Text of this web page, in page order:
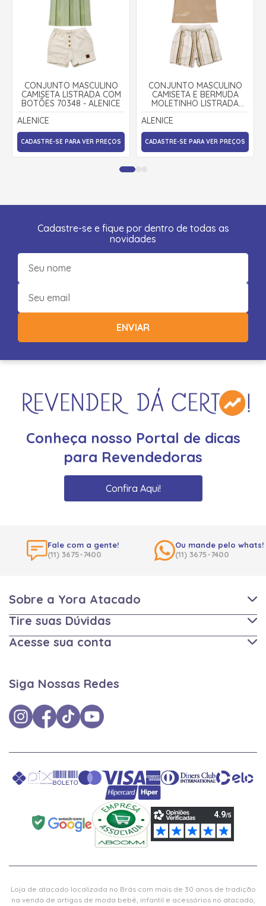
CONJUNTO MASCULINO
CAMISETA LISTRADA COM
BOTÕES 70348 - ALENICE
ALENICE
CADASTRE-SE PARA VER PREÇOS
CONJUNTO MASCULINO
CAMISETA E BERMUDA
MOLETINHO LISTRADA
70346 - ALENICE
ALENICE
CADASTRE-SE PARA VER PREÇOS
Cadastre-se e fique por dentro de todas as
novidades
ENVIAR
Conheça nosso Portal de dicas
para Revendedoras
Confira Aqui!
Fale com a gente!
(11) 3675-7400
Ou mande pelo whats!
(11) 3675-7400
Sobre a Yora Atacado
Tire suas Dúvidas
Acesse sua conta
Siga Nossas Redes
Loja de atacado localizada no Brás com mais de 30 anos de tradição
na venda de artigos de moda bebê, infantil e acessórios no atacado,